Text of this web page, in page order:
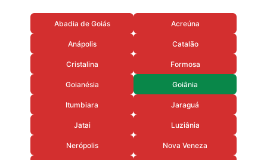
Abadia de Goiás Acreúna
Anápolis Catalão
Cristalina Formosa
Goianésia Goiânia
Itumbiara Jaraguá
Jatai Luziânia
Nerópolis Nova Veneza